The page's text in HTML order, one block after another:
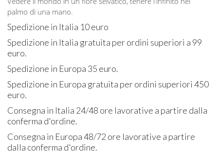
palmo di una mano.
Spedizione in Italia 10 euro
Spedizione in Italia gratuita per ordini superiori a 99
euro.
Spedizione in Europa 35 euro.
Spedizione in Europa gratuita per ordini superiori 450
euro.
Consegna in Italia 24/48 ore lavorative a partire dalla
conferma d'ordine.
Consegna in Europa 48/72 ore lavorative a partire
dalla conferma d'ordine.